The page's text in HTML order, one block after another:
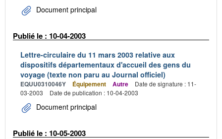
Document principal
Publié le : 10-04-2003
Lettre-circulaire du 11 mars 2003 relative aux
dispositifs départementaux d'accueil des gens du
voyage (texte non paru au Journal officiel)
EQUU0310046Y Équipement Autre
Date de signature : 11-
03-2003
Date de publication : 10-04-2003
Document principal
Publié le : 10-05-2003